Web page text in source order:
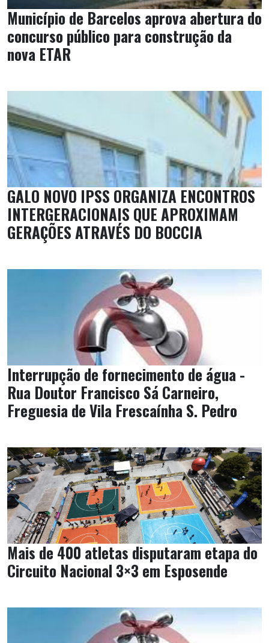
Município de Barcelos aprova abertura do
concurso público para construção da
nova ETAR
GALO NOVO IPSS ORGANIZA ENCONTROS
INTERGERACIONAIS QUE APROXIMAM
GERAÇÕES ATRAVÉS DO BOCCIA
Interrupção de fornecimento de água -
Rua Doutor Francisco Sá Carneiro,
Freguesia de Vila Frescaínha S. Pedro
Mais de 400 atletas disputaram etapa do
Circuito Nacional 3×3 em Esposende